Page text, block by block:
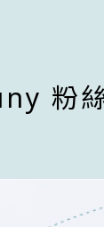
粉